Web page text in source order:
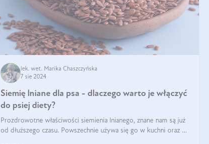
lek. wet. Marika Chaszczyńska
7 sie 2024
Siemię lniane dla psa - dlaczego warto je włączyć
do psiej diety?
Prozdrowotne właściwości siemienia lnianego, znane nam są już
od dłuższego czasu. Powszechnie używa się go w kuchni oraz w